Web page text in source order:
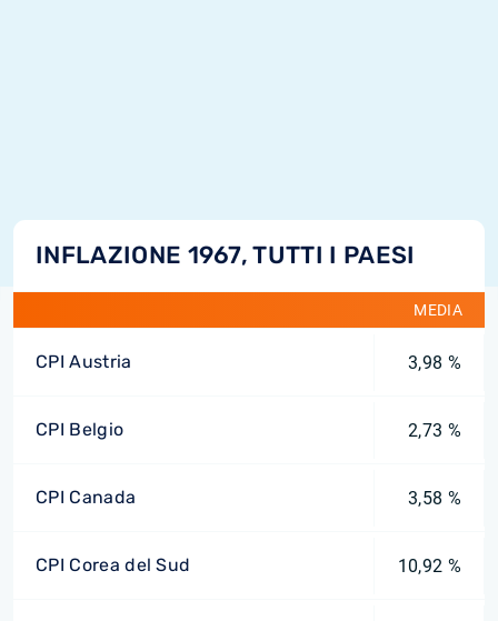
INFLAZIONE 1967, TUTTI I PAESI
MEDIA
CPI Austria 3,98 %
CPI Belgio 2,73 %
CPI Canada 3,58 %
CPI Corea del Sud 10,92 %